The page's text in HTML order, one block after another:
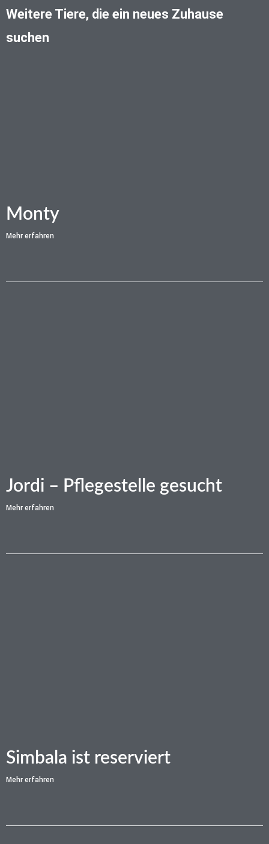
Weitere Tiere, die ein neues Zuhause
suchen
Monty
Mehr erfahren
Jordi – Pflegestelle gesucht
Mehr erfahren
Simbala ist reserviert
Mehr erfahren